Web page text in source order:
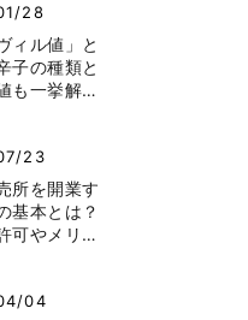
28
ィル値」と
子の種類と
も一挙解…
23
所を開業す
基本とは？
可やメリ…
04